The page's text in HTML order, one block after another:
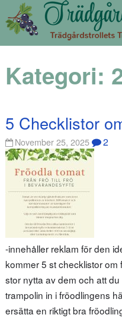
Kategori:
5 Checklistor
November 25, 2025 2
-innehåller reklam för den
kommer 5 st checklistor
stor nytta av dem och att
trampolin in i fröodlingens
ersätta en riktigt bra